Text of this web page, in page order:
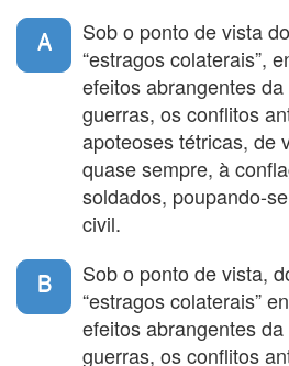
mudaria a história da Europa. Contam
inteiras da sociedade de Washington
cestas de piquenique e foram, de
primeira batalha da Guerra Civil
Richmond, e não tiveram baixas. A
Guerra, ou a primeira guerra
geração inteira, mas uma geração
uniformes de combate. Mulheres e
poupadas. Só 5 por cento das
Guerra foram de civis. Na Segunda
proporção foi de 65 por cento.
Os estragos colaterais da Segunda
ao crescimento simultâneo de duas
do bombardeio aéreo e a da guerra
Bombardear populações civis foi
"legítima" tática militar, para atingir o
A
Sob o ponto de vista
“estragos colaterais”,
efeitos abrangentes
guerras, os conflitos
apoteoses tétricas, de
quase sempre, à
soldados, poupando-
civil.
B
Sob o ponto de vista,
“estragos colaterais”
efeitos abrangentes
guerras, os conflitos